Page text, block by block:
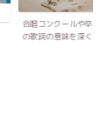
合唱コンクールや卒業
の歌詞の意味を深く...